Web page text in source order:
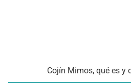
Cojín Mimos, qué es y